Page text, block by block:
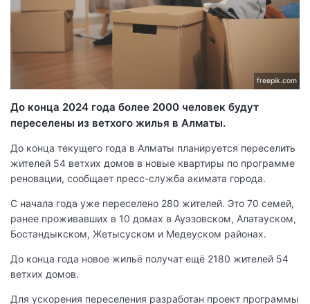
freepik.com
До конца 2024 года более 2000 человек будут
переселены из ветхого жилья в Алматы.
До конца текущего года в Алматы планируется переселить
жителей 54 ветхих домов в новые квартиры по программе
реновации, сообщает пресс-служба акимата города.
С начала года уже переселено 280 жителей. Это 70 семей,
ранее проживавших в 10 домах в Ауэзовском, Алатауском,
Бостандыкском, Жетысуском и Медеуском районах.
До конца года новое жильё получат ещё 2180 жителей 54
ветхих домов.
Для ускорения переселения разработан проект программы